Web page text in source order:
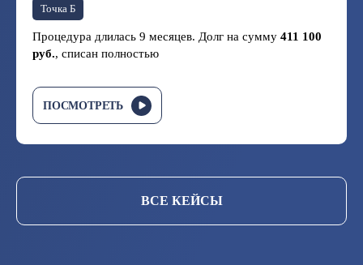
Точка Б
Процедура длилась 9 месяцев. Долг на сумму 411 100
руб., списан полностью
ПОСМОТРЕТЬ
ВСЕ КЕЙСЫ